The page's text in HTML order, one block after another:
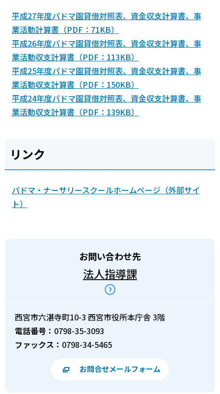
平成27年度パドマ園貸借対照表、資金収支計算書、事
業活動計算書（PDF：71KB）
平成26年度パドマ園貸借対照表、資金収支計算書、事
業活動収支計算書（PDF：113KB）
平成25年度パドマ園貸借対照表、資金収支計算書、事
業活動収支計算書（PDF：150KB）
平成24年度パドマ園貸借対照表、資金収支計算書、事
業活動収支計算書（PDF：139KB）
リンク
パドマ・ナーサリースクールホームページ（外部サイ
ト）
お問い合わせ先
法人指導課
西宮市六湛寺町10-3 西宮市役所本庁舎 3階
電話番号： 0798-35-3093
ファックス： 0798-34-5465
お問合せメールフォーム